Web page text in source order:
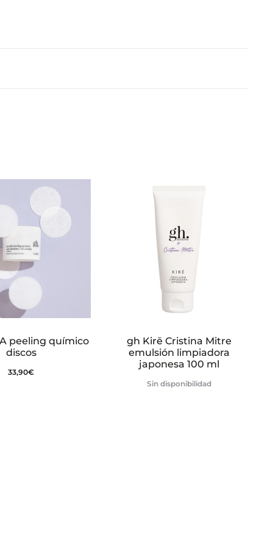
peeling químico
discos
33,90€
gh Kirē Cristina Mitre
emulsión limpiadora
japonesa 100 ml
Sin disponibilidad